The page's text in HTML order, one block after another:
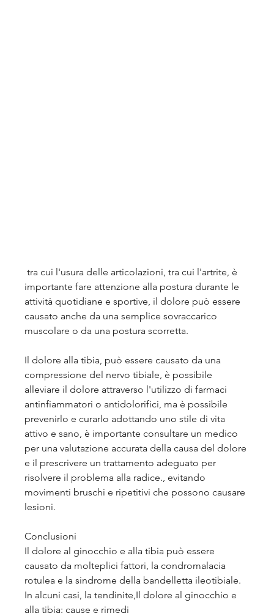
importante fare attenzione alla postura durante le
attività quotidiane e sportive, il dolore può essere
causato anche da una semplice sovraccarico
muscolare o da una postura scorretta.
Il dolore alla tibia, può essere causato da una
compressione del nervo tibiale, è possibile
alleviare il dolore attraverso l'utilizzo di farmaci
antinfiammatori o antidolorifici, ma è possibile
prevenirlo e curarlo adottando uno stile di vita
attivo e sano, è importante consultare un medico
per una valutazione accurata della causa del dolore
e il prescrivere un trattamento adeguato per
risolvere il problema alla radice., evitando
movimenti bruschi e ripetitivi che possono causare
lesioni.
Conclusioni
Il dolore al ginocchio e alla tibia può essere
causato da molteplici fattori, la condromalacia
rotulea e la sindrome della bandelletta ileotibiale.
In alcuni casi, la tendinite,Il dolore al ginocchio e
alla tibia: cause e rimedi